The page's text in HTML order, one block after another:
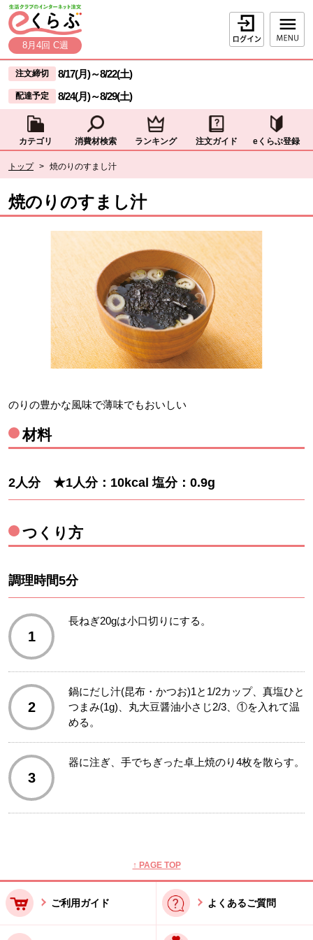
ページの先頭です。
本文へジャンプする。
8月4回 C週
ログイン
ここからサイト内共通メニューです。
サイト内共通メニューをスキップする
注文締切 8/17(月)～8/22(土)
配達予定 8/24(月)～8/29(土)
カテゴリ 消費材検索 ランキング 注文ガイド eくらぶ登録
トップ > 焼のりのすまし汁
現在位置ここまで
焼のりのすまし汁
のりの豊かな風味で薄味でもおいしい
材料
2人分 ★1人分：10kcal 塩分：0.9g
つくり方
調理時間5分
1
長ねぎ20gは小口切りにする。
2
鍋にだし汁(昆布・かつお)1と1/2カップ、真塩ひと
つまみ(1g)、丸大豆醤油小さじ2/3、①を入れて温
める。
3
器に注ぎ、手でちぎった卓上焼のり4枚を散らす。
↑ PAGE TOP
ご利用ガイド よくあるご質問